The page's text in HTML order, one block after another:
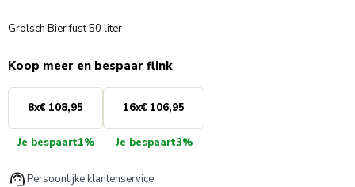
Grolsch Bier fust 50 liter
Koop meer en bespaar flink
8x€ 108,95
Je bespaart1%
16x€ 106,95
Je bespaart3%
Persoonlijke klantenservice